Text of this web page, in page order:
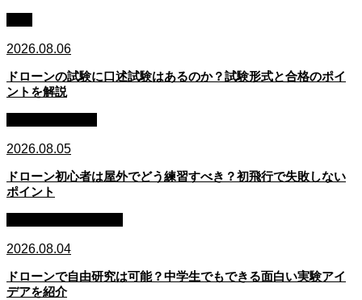
2026.08.06
ドローンの試験に口述試験はあるのか？試験形式と合格のポイ
ントを解説
2026.08.05
ドローン初心者は屋外でどう練習すべき？初飛行で失敗しない
ポイント
2026.08.04
ドローンで自由研究は可能？中学生でもできる面白い実験アイ
デアを紹介